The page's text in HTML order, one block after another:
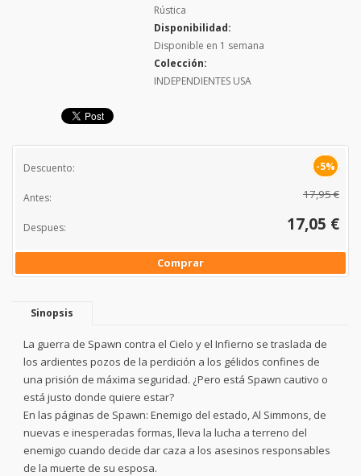
Rústica
Disponibilidad:
Disponible en 1 semana
Colección:
INDEPENDIENTES USA
Descuento: -5%
Antes: 17,95 €
Despues: 17,05 €
Comprar
Sinopsis
La guerra de Spawn contra el Cielo y el Infierno se traslada de
los ardientes pozos de la perdición a los gélidos confines de
una prisión de máxima seguridad. ¿Pero está Spawn cautivo o
está justo donde quiere estar?
En las páginas de Spawn: Enemigo del estado, Al Simmons, de
nuevas e inesperadas formas, lleva la lucha a terreno del
enemigo cuando decide dar caza a los asesinos responsables
de la muerte de su esposa.